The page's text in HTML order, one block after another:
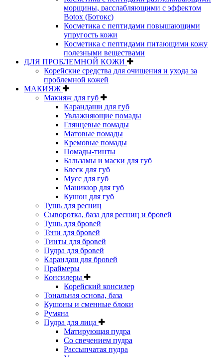
морщины, расслабляющими с эффектом
Botox (Ботокс)
Косметика с пептидами повышающими
упругость кожи
Косметика с пептидами питающими кожу
полезными веществами
ДЛЯ ПРОБЛЕМНОЙ КОЖИ
Корейские средства для очищения и ухода за
проблемной кожей
МАКИЯЖ
Макияж для губ
Карандаши для губ
Увлажняющие помады
Глянцевые помады
Матовые помады
Кремовые помады
Помады-тинты
Бальзамы и маски для губ
Блеск для губ
Мусс для губ
Маникюр для губ
Кушон для губ
Тушь для ресниц
Сыворотка, база для ресниц и бровей
Тушь для бровей
Тени для бровей
Тинты для бровей
Пудра для бровей
Карандаш для бровей
Праймеры
Консилеры
Корейский консилер
Тональная основа, база
Кушоны и сменные блоки
Румяна
Пудра для лица
Матирующая пудра
Со свечением пудра
Рассыпчатая пудра